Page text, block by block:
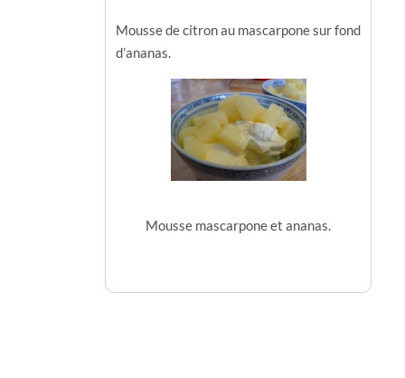
Mousse de citron au mascarpone sur fond
d’ananas.
Mousse mascarpone et ananas.